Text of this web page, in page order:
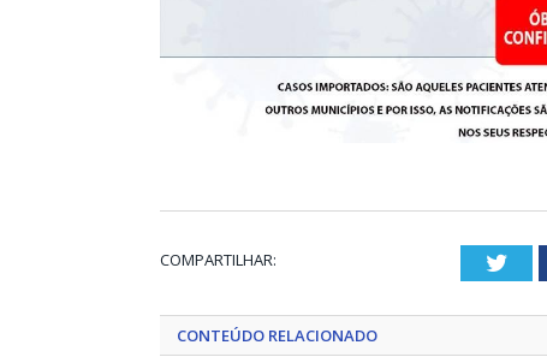
COMPARTILHAR:
CONTEÚDO RELACIONADO